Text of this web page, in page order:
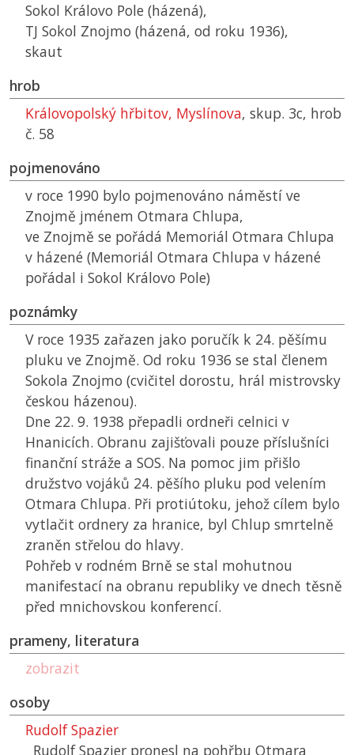
Sokol Královo Pole (házená),
TJ Sokol Znojmo (házená, od roku 1936),
skaut
hrob
Královopolský hřbitov, Myslínova, skup. 3c, hrob
č. 58
pojmenováno
v roce 1990 bylo pojmenováno náměstí ve
Znojmě jménem Otmara Chlupa,
ve Znojmě se pořádá Memoriál Otmara Chlupa
v házené (Memoriál Otmara Chlupa v házené
pořádal i Sokol Královo Pole)
poznámky
V roce 1935 zařazen jako poručík k 24. pěšímu
pluku ve Znojmě. Od roku 1936 se stal členem
Sokola Znojmo (cvičitel dorostu, hrál mistrovsky
českou házenou).
Dne 22. 9. 1938 přepadli ordneři celnici v
Hnanicích. Obranu zajišťovali pouze příslušníci
finanční stráže a SOS. Na pomoc jim přišlo
družstvo vojáků 24. pěšího pluku pod velením
Otmara Chlupa. Při protiútoku, jehož cílem bylo
vytlačit ordnery za hranice, byl Chlup smrtelně
zraněn střelou do hlavy.
Pohřeb v rodném Brně se stal mohutnou
manifestací na obranu republiky ve dnech těsně
před mnichovskou konferencí.
prameny, literatura
zobrazit
osoby
Rudolf Spazier
Rudolf Spazier pronesl na pohřbu Otmara